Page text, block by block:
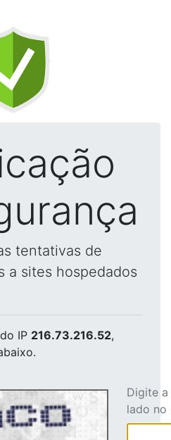
tentativas de
a sites hospedados
do IP 216.73.216.52,
Digite
lado no